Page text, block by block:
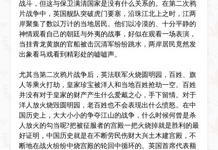
战斗，但这与保卫满清国家是没有什么关系的。在第二次鸦
片战争中，英国舰队突破虎门要塞，沿珠江北上之时，江两
岸聚集了数以万计的当地居民。他们以冷漠的、十分平静的
神情观看自己的朝廷与外夷的战事，好似在观看一场表演，
当挂青龙黄旗的官船被击沉清军纷纷跳水，两岸居民竟然发
出象看马戏看到精彩处的嘘嘘声。
尤其当第二次鸦片战争后，英法联军火烧圆明园，百姓、旗
人等乘火打劫，皇家珍宝被洋人和当地百姓抢劫一空。百姓
并没有对于皇家的财产产生什么爱戴之心，手下留情。对于
洋人放火烧毁圆明园，老百姓也不会表现出什么愤怒。在中
国历史上，大大小小的争夺江山的战争，什么时候何曾是杀
人放火的勾当呢?把被征服者的宫殿一把火烧掉就是胜利的最
好证明，中国历史就是在不断劳民伤财大兴土木建宫殿，不
断地在战火纷纷中烧宫殿的轮回中循环的。英国首席代表额